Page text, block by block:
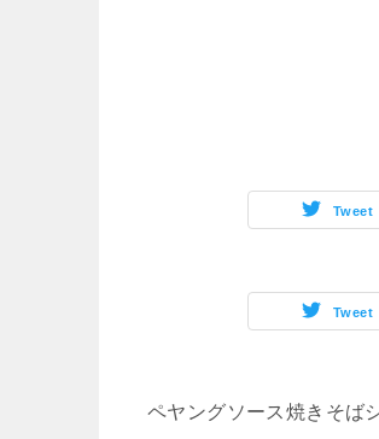
Tweet
Tweet
ペヤングソース焼きそば